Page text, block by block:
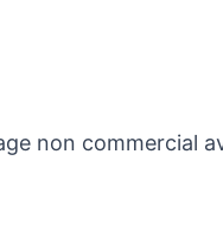
non commercial